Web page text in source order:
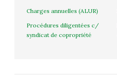
Charges annuelles (ALUR)
Procédures diligentées c/
syndicat de copropriété